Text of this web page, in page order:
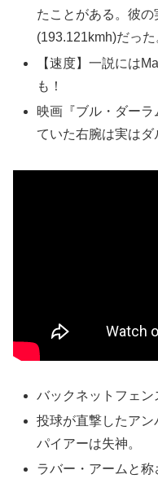
たことがある。彼
(193.121kmh)だった
【速度】一説には
も！
映画『ブル・ダー
ていた右腕は実はダ
バックネットフェン
投球が直撃したア
パイアーは失神。
ラバー・アームと